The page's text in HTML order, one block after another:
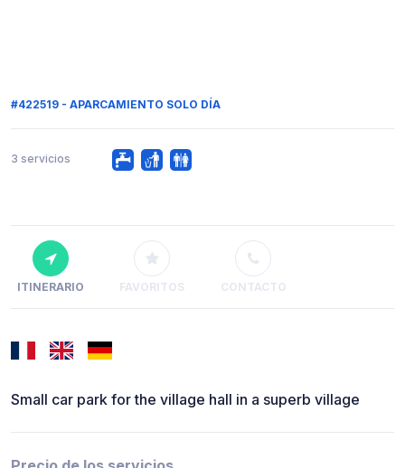
#422519 - APARCAMIENTO SOLO DÍA
3 servicios
ITINERARIO FAVORITOS CONTACTO
Small car park for the village hall in a superb village